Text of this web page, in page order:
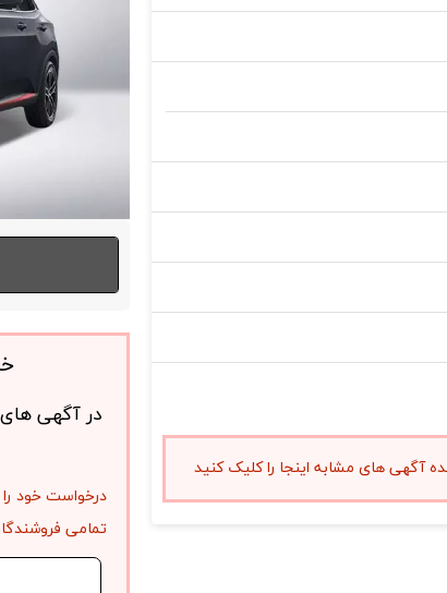
آگهی های مشابه اینجا را کلیک کنید
در آگهی های
درخواست خود
تمامی